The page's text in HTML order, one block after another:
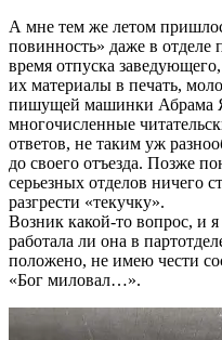
А мне тем же летом
повинность» даже в
время отпуска
их материалы в печать,
пишущей машинки Абрама
многочисленные
ответов, не таким уж
до своего отъезда. Позже
серьезных отделов ничего
разгрести «текучку».
Возник какой-то вопрос, и
работала ли она в
положено, не имею чести
«Бог миловал…».